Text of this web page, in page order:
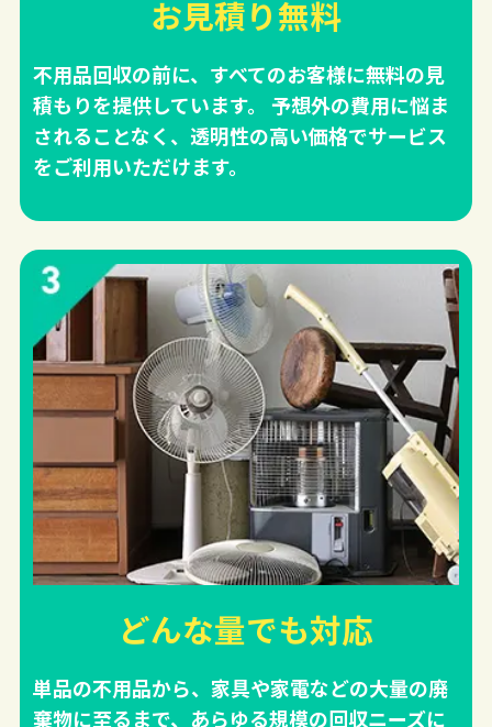
お見積り無料
不用品回収の前に、すべてのお客様に無料の見
積もりを提供しています。 予想外の費用に悩ま
されることなく、透明性の高い価格でサービス
をご利用いただけます。
どんな量でも対応
単品の不用品から、家具や家電などの大量の廃
棄物に至るまで、あらゆる規模の回収ニーズに